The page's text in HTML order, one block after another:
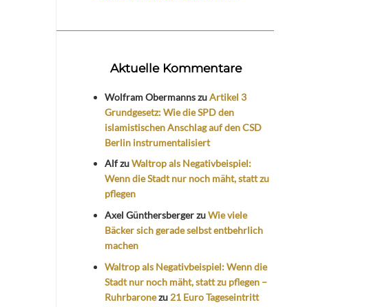
Aktuelle Kommentare
Wolfram ObermannszuArtikel 3
Grundgesetz: Wie die SPD den
islamistischen Anschlag auf den CSD
Berlin instrumentalisiert
AlfzuWaltrop als Negativbeispiel:
Wenn die Stadt nur noch mäht, statt zu
pflegen
Axel GünthersbergerzuWie viele
Bäcker sich gerade selbst entbehrlich
machen
Waltrop als Negativbeispiel: Wenn die
Stadt nur noch mäht, statt zu pflegen –
Ruhrbaronezu 21 Euro Tageseintritt